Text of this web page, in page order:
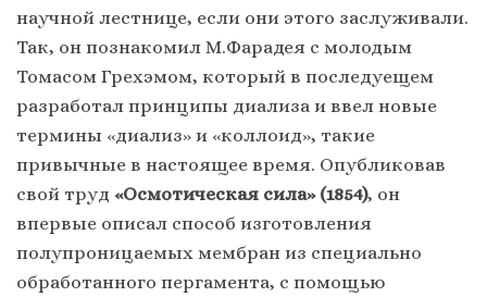
научной лестнице, если они этого заслуживали.
Так, он познакомил М.Фарадея с молодым
Томасом Грехэмом, который в последуещем
разработал принципы диализа и ввел новые
термины «диализ» и «коллоид», такие
привычные в настоящее время. Опубликовав
свой труд «Осмотическая сила» (1854), он
впервые описал способ изготовления
полупроницаемых мембран из специально
обработанного пергамента, с помощью